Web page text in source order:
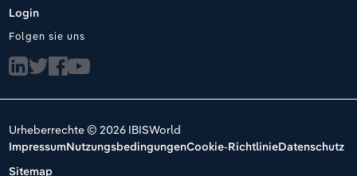
Login
Folgen sie uns
Urheberrechte © 2026 IBISWorld
ImpressumNutzungsbedingungenCookie-RichtlinieDatenschutz
Sitemap